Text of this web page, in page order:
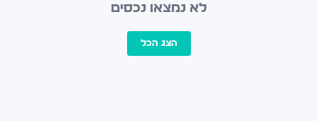
לא נמצאו נכסים
הצג הכל